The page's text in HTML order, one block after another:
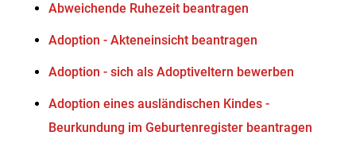
Abweichende Ruhezeit beantragen
Adoption - Akteneinsicht beantragen
Adoption - sich als Adoptiveltern bewerben
Adoption eines ausländischen Kindes -
Beurkundung im Geburtenregister beantragen